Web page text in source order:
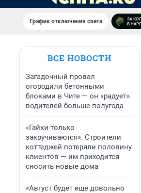
График отключения света
ВСЕ НОВОСТИ
Загадочный провал
огородили бетонными
блоками в Чите — он «радует»
водителей больше полугода
«Гайки только
закручиваются». Строители
коттеджей потеряли половину
клиентов — им приходится
сносить новые дома
«Август будет еще довольно